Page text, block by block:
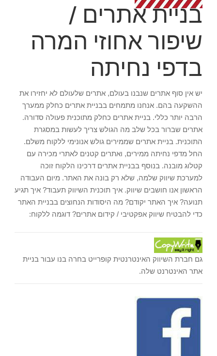
בניית אתרים /
שיפור אחוזי המרה
בדפי נחיתה
יש אין סוף אתרים שנבנו בעולם, אתרים שלעולם לא יחזירו את
ההשקעה בהם. אנחנו מתמחים בבניית אתרים כחלק ממערך
הרבה יותר כללי. בניית אתרים כחלק מתוכנית פעולה סדורה.
אתרים שברור בכל שלב מה הגולש צריך לעשות במסגרת
התוכנית. בניית אתרים שממירים גולש אנונימי ללקוח משלם.
החל מדפי נחיתה ממירים, ואתרים קטנים לאתרי מכירה עם
קטלוג מובנה. בנוסף בבניית אתרים דרכינו הלקוח זוכה
למערכת שיווק שלמה, שלא רק בונה את האתר. מיום העבודה
הראשון אנו חושבים שיווק. איך תוכנית השיווק תעבוד? איך תגיע
תנועה? איך האתר יקודם? מה היסודות הנחוצים בבניית האתר
כדי להבטיח שיווק אפקטיבי / קידום אתרים? דוגמה ללקוח:
גם חברת השיווק האינטרנטית קופרייט בחרה בנו עבור בניית
אתר האינטרנט שלה.